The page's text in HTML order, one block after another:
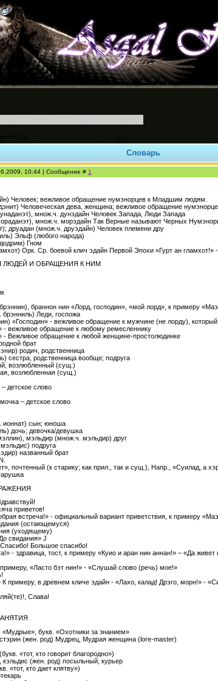
Словарь
10:44 | Сообщение # 1
Человек; вежливое обращение нумэнорцев к Младшим людям.
Человеческая дева, женщина; вежливое обращение
множ.ч. дунэдайн Человек Запада, Люди Запада
множ.ч. морэдайн Так Верные называют Черных
друадан (множ.ч. друэдайн) Человек племени дру
Эльф (любого народа)
Гном
Орк. Ср. боевой клич эдайн Первой Эпохи «Гурт ан гламхот!»
ЛЮДЕЙ И ОБРАЩЕНИЯ К НИМ
браннон нин «Лорд, господин», «мой лорд», к примеру
Леди, госпожа
«Господин» - вежливое обращение к мужчине (не лорду),
- вежливое обращение к любому ремесленнику
- Вежливое обращение к любой женщине-простолюдинке
брат
родич, родственница
сестра, родственница вообще; подруга
возлюбленный (сущ.)
возлюбленная (сущ.)
детское слово
– детское слово
ионнат) сын; юноша
дочь; девочка/девушка
мэльдир (множ.ч. мэльдир) друг
подруга
названный брат
почтенный (к старику; как прил., так и сущ.), Напр., «Суилад, а
приветов!
встреча!» - официальный вариант приветствия, к примеру
(остающемуся)
(уходящему)
свидания» J
Большое спасибо!
- здравица, тост, к примеру «Куио и аран нин аннан!» – «Да живет
«Ласто бэт нин!» - «Слушай слово (речь) мое!»
К примеру, в древнем кличе эдайн - «Лахо, калад! Дрэго, морн!» -
Слава!
букв. «Охотники за знанием»
(жен. род) Мудрец, Мудрая женщина (lore-master)
«тот, кто говорит благородно»)
кэльдис (жен. род) посыльный, курьер
«тот, кто дает клятву»)